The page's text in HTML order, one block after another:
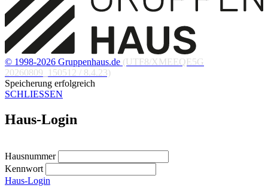
© 1998-2026 Gruppenhaus.de (UTF8/XMEEQE5G
20260809_150512 / 8.4.23)
Speicherung erfolgreich
SCHLIESSEN
Haus-Login
Hausnummer
Kennwort
Haus-Login